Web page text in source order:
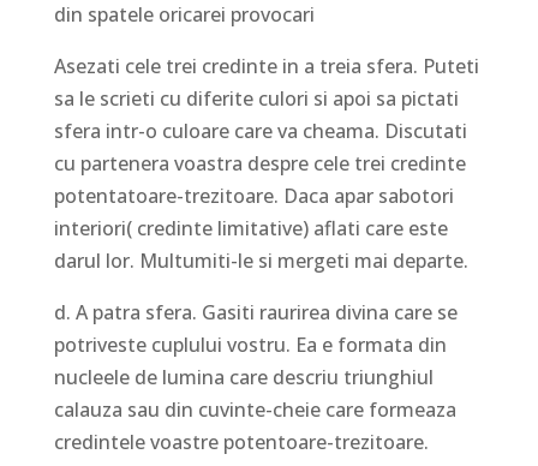
din spatele oricarei provocari
Asezati cele trei credinte in a treia sfera. Puteti
sa le scrieti cu diferite culori si apoi sa pictati
sfera intr-o culoare care va cheama. Discutati
cu partenera voastra despre cele trei credinte
potentatoare-trezitoare. Daca apar sabotori
interiori( credinte limitative) aflati care este
darul lor. Multumiti-le si mergeti mai departe.
d. A patra sfera. Gasiti raurirea divina care se
potriveste cuplului vostru. Ea e formata din
nucleele de lumina care descriu triunghiul
calauza sau din cuvinte-cheie care formeaza
credintele voastre potentoare-trezitoare.